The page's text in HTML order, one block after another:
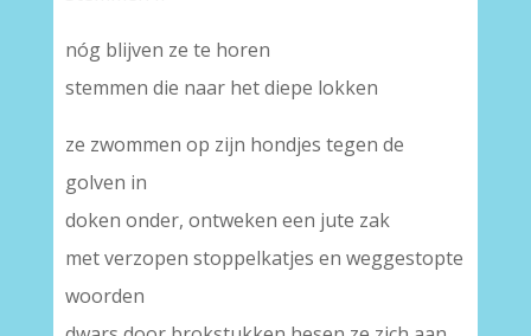
nóg blijven ze te horen
stemmen die naar het diepe lokken
ze zwommen op zijn hondjes tegen de
golven in
doken onder, ontweken een jute zak
met verzopen stoppelkatjes en weggestopte
woorden